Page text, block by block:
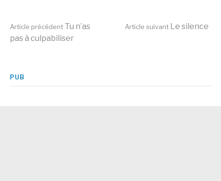
Lire
la
Article précédent Tu n’as
pas à culpabiliser
Article suivant Le silence
PUB